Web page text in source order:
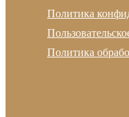
Скипидар
Резиновая плитка
Рулонные покрытия
Устройство подогрева
Подготовка основания
Проектирование
Адрес офиса: г.
Адрес склада:
Политика
Политика